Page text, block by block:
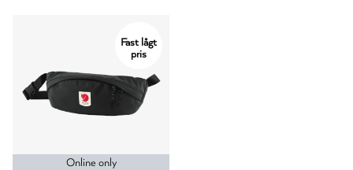
Fast lågt
pris
Online only